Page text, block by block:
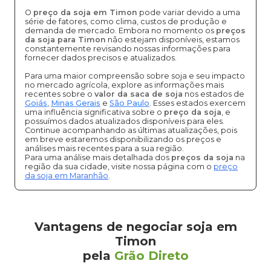
O preço da soja em Timon pode variar devido a uma
série de fatores, como clima, custos de produção e
demanda de mercado. Embora no momento os preços
da soja para Timon não estejam disponíveis, estamos
constantemente revisando nossas informações para
fornecer dados precisos e atualizados.
Para uma maior compreensão sobre soja e seu impacto
no mercado agrícola, explore as informações mais
recentes sobre o valor da saca de soja nos estados de
Goiás, Minas Gerais e São Paulo. Esses estados exercem
uma influência significativa sobre o preço da soja, e
possuímos dados atualizados disponíveis para eles.
Continue acompanhando as últimas atualizações, pois
em breve estaremos disponibilizando os preços e
análises mais recentes para a sua região.
Para uma análise mais detalhada dos preços da soja na
região da sua cidade, visite nossa página com o preço
da soja em Maranhão.
Vantagens de negociar soja em
Timon
pela Grão Direto